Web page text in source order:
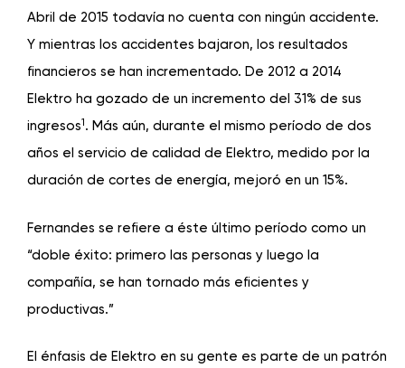
Abril de 2015 todavía no cuenta con ningún accidente.
Y mientras los accidentes bajaron, los resultados
financieros se han incrementado. De 2012 a 2014
Elektro ha gozado de un incremento del 31% de sus
ingresos1. Más aún, durante el mismo período de dos
años el servicio de calidad de Elektro, medido por la
duración de cortes de energía, mejoró en un 15%.
Fernandes se refiere a éste último período como un
“doble éxito: primero las personas y luego la
compañía, se han tornado más eficientes y
productivas.”
El énfasis de Elektro en su gente es parte de un patrón